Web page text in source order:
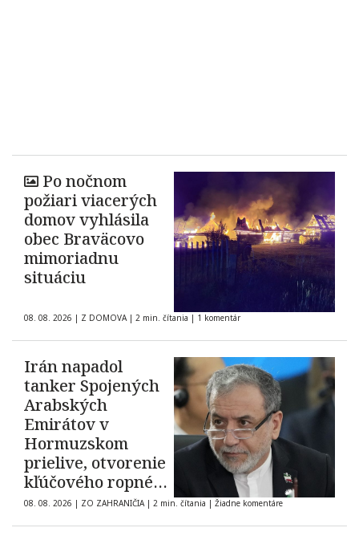
Po nočnom
požiari viacerých
domov vyhlásila
obec Braväcovo
mimoriadnu
situáciu
08. 08. 2026 | Z DOMOVA | 2 min. čítania | 1 komentár
Irán napadol
tanker Spojených
Arabských
Emirátov v
Hormuzskom
prielive, otvorenie
kľúčového ropného
koridoru ostáva
neisté
08. 08. 2026 | ZO ZAHRANIČIA | 2 min. čítania | Žiadne komentáre